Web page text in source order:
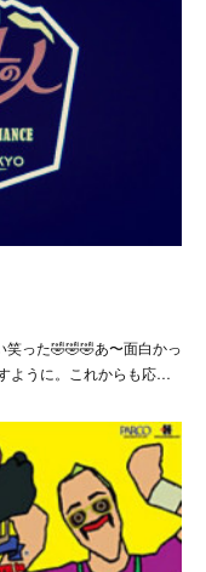
った🤣🤣🤣あ〜面白かっ
ように。これからも応…